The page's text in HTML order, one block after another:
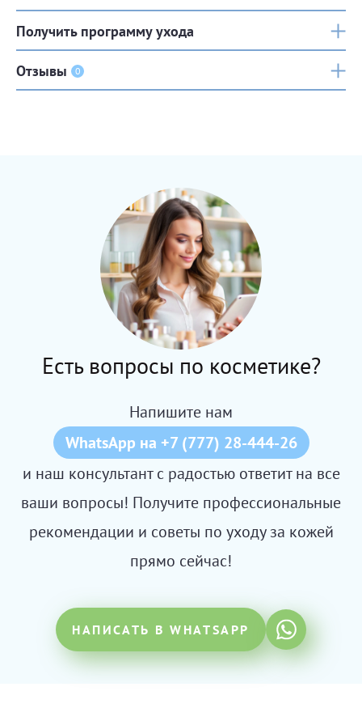
Получить программу ухода
Отзывы 0
Есть вопросы по косметике?
Напишите нам
WhatsApp на +7 (777) 28-444-26
и наш консультант с радостью ответит на все
ваши вопросы! Получите профессиональные
рекомендации и советы по уходу за кожей
прямо сейчас!
НАПИСАТЬ В WHATSAPP